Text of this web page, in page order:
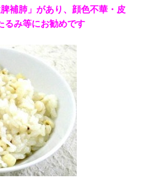
補肺」があり、顔色不華・皮
るみ等にお勧めです